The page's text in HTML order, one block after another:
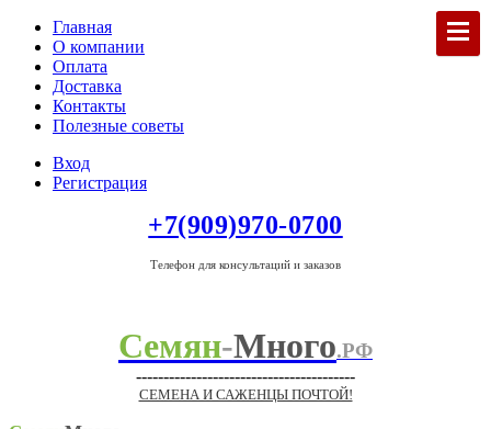
Главная
О компании
Оплата
Доставка
Контакты
Полезные советы
Вход
Регистрация
+7(909)970-0700
Телефон для консультаций и заказов
Семян-Много.РФ
----------------------------------------
СЕМЕНА И САЖЕНЦЫ ПОЧТОЙ!